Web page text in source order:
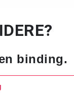
binding.